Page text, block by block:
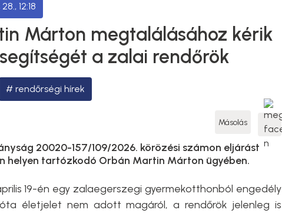
12:18
Márton megtalálásához kérik
a zalai rendőrök
rendőrségi hírek
Másolás
20020-157/109/2026. körözési számon eljárást
helyen tartózkodó Orbán Martin Márton ügyében.
19-én egy zalaegerszegi gyermekotthonból engedély
életjelet nem adott magáról, a rendőrök jelenleg is